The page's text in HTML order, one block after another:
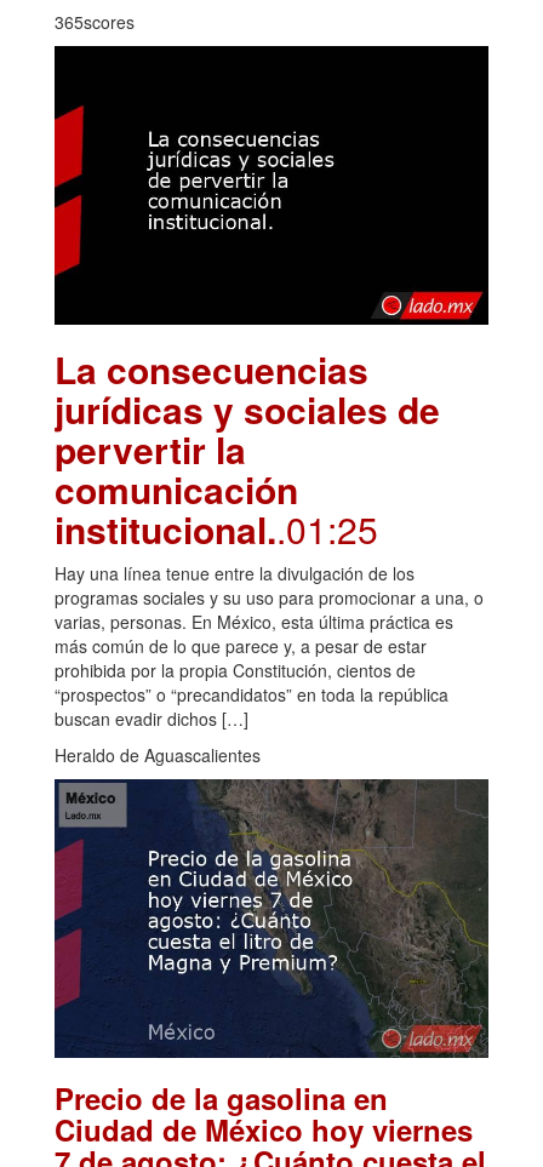
365scores
La consecuencias
jurídicas y sociales de
pervertir la
comunicación
institucional..01:25
Hay una línea tenue entre la divulgación de los
programas sociales y su uso para promocionar a una, o
varias, personas. En México, esta última práctica es
más común de lo que parece y, a pesar de estar
prohibida por la propia Constitución, cientos de
“prospectos” o “precandidatos” en toda la república
buscan evadir dichos […]
Heraldo de Aguascalientes
Precio de la gasolina en
Ciudad de México hoy viernes